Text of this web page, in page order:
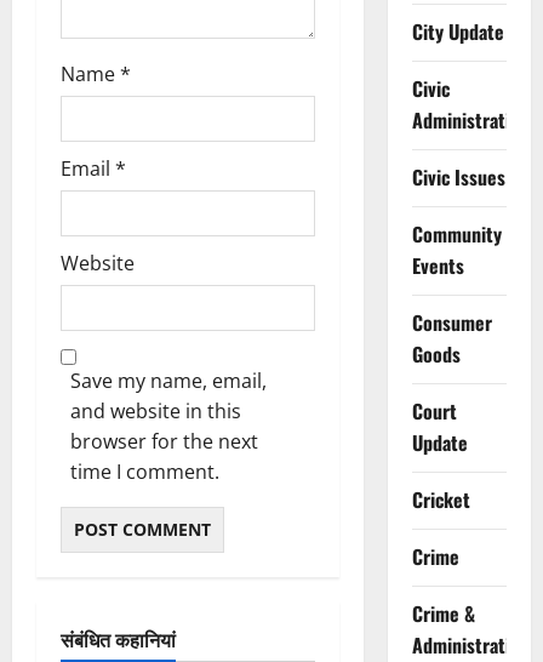
Name*
Email *
Website
Save my name, email,
and website in this
browser for the next
time I comment.
संबंधित कहानियां
City Update
Civic
Administration
Civic Issues
Community
Events
Consumer
Goods
Court
Update
Cricket
Crime
Crime &
Administration